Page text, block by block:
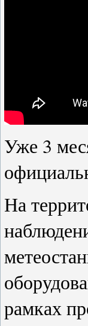
Уже 3
На
рамках